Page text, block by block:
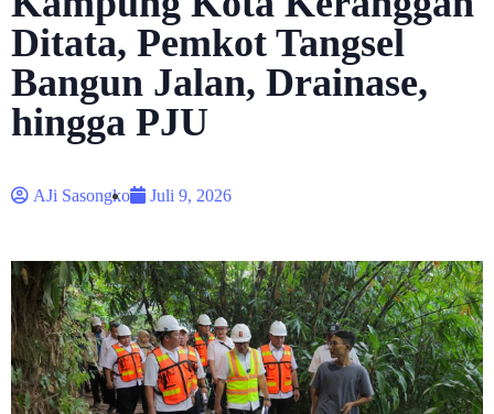
Ditata, Pemkot Tangsel
Bangun Jalan, Drainase,
hingga PJU
AJi Sasongko Juli 9, 2026